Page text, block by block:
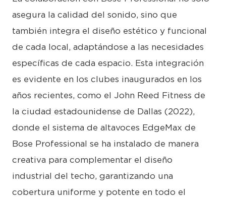
asegura la calidad del sonido, sino que
también integra el diseño estético y funcional
de cada local, adaptándose a las necesidades
específicas de cada espacio. Esta integración
es evidente en los clubes inaugurados en los
años recientes, como el John Reed Fitness de
la ciudad estadounidense de Dallas (2022),
donde el sistema de altavoces EdgeMax de
Bose Professional se ha instalado de manera
creativa para complementar el diseño
industrial del techo, garantizando una
cobertura uniforme y potente en todo el